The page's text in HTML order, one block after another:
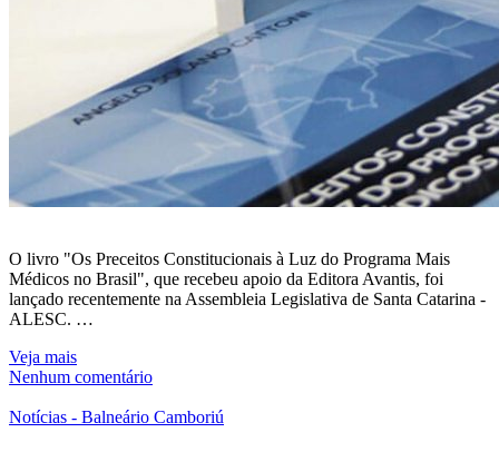
O livro "Os Preceitos Constitucionais à Luz do Programa Mais
Médicos no Brasil", que recebeu apoio da Editora Avantis, foi
lançado recentemente na Assembleia Legislativa de Santa Catarina -
ALESC. …
Veja mais
Nenhum comentário
Notícias - Balneário Camboriú